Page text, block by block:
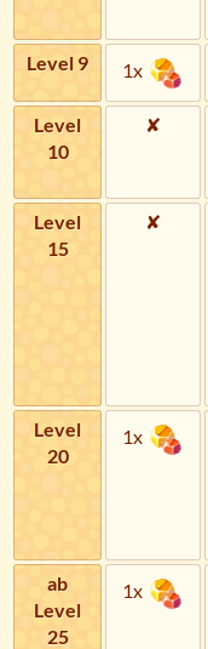
Level 9 1x
Level
10
✘
Level
15
✘
Level
20
1x
ab
Level
25
1x